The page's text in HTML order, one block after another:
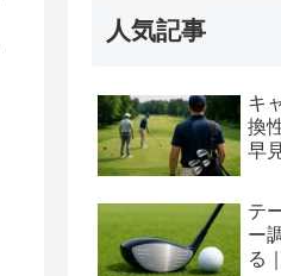
人気記事
キ
換
早
テ
ー
る